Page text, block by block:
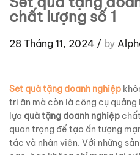
chất lượng số 1
28 Tháng 11, 2024 / by
Set quà tặng doanh nghiệp
tri ân mà còn là công cụ quảng
lựa quà tặng doanh nghiệp
quan trọng để tạo ấn tượng
tác và nhân viên. Với những